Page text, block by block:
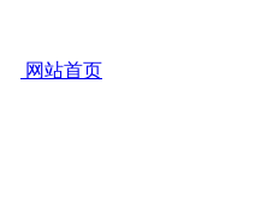
网站首页